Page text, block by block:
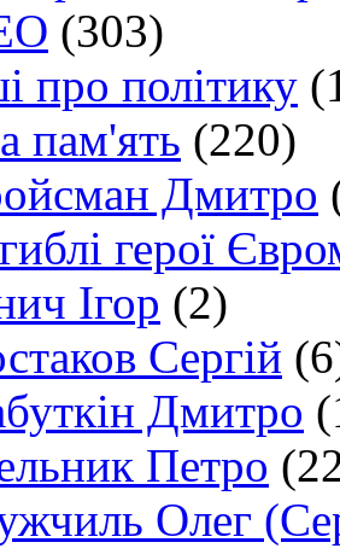
(303)
про політику
пам'ять (220)
Дмитро
герої
Ігор (2)
Сергій
Дмитро
Петро
Олег